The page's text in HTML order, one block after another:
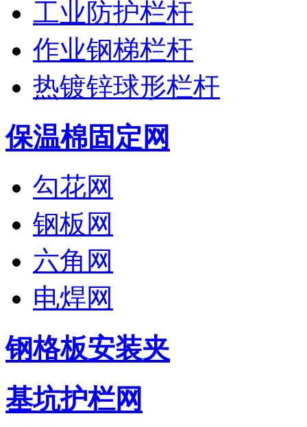
工业防护栏杆
作业钢梯栏杆
热镀锌球形栏杆
保温棉固定网
勾花网
钢板网
六角网
电焊网
钢格板安装夹
基坑护栏网